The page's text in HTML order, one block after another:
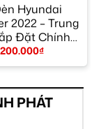
Hyundai
2022 – Trung
Đặt Chính
Tốt TPHCM
₫
PHÁT